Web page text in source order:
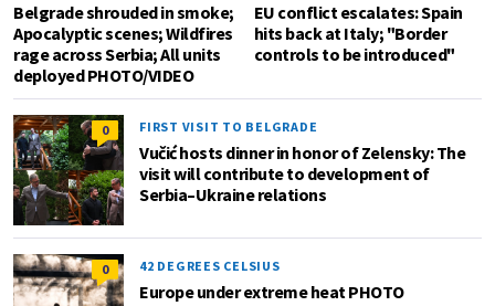
Belgrade shrouded in smoke;
Apocalyptic scenes; Wildfires
rage across Serbia; All units
deployed PHOTO/VIDEO
EU conflict escalates: Spain
hits back at Italy; "Border
controls to be introduced"
0 FIRST VISIT TO BELGRADE
Vučić hosts dinner in honor of Zelensky: The
visit will contribute to development of
Serbia–Ukraine relations
0 42 DEGREES CELSIUS
Europe under extreme heat PHOTO